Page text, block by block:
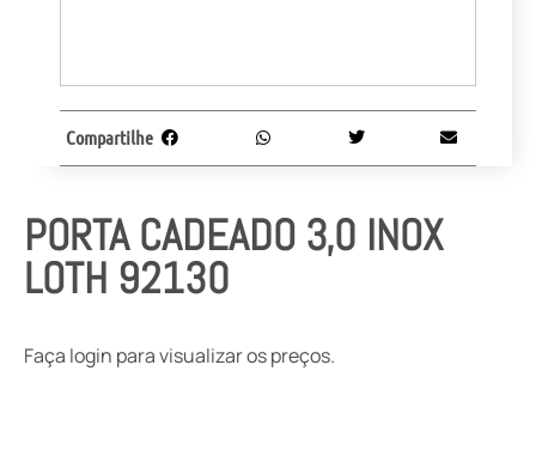
PORTA CADEADO 3,0 INOX
LOTH 92130
Faça login para visualizar os preços.
Compartilhe